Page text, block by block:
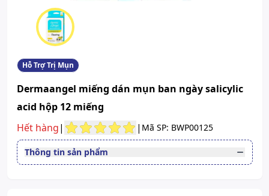
Hỗ Trợ Trị Mụn
Dermaangel miếng dán mụn ban ngày salicylic
acid hộp 12 miếng
Hết hàng| | Mã SP: BWP00125
Thông tin sản phẩm